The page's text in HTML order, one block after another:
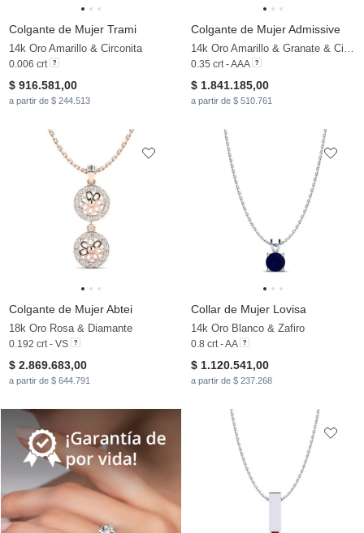
Colgante de Mujer Trami
14k Oro Amarillo & Circonita
0.006 crt
$ 916.581,00
a partir de $ 244.513
Colgante de Mujer Admissive
14k Oro Amarillo & Granate & Circonita
0.35 crt - AAA
$ 1.841.185,00
a partir de $ 510.761
Colgante de Mujer Abtei
18k Oro Rosa & Diamante
0.192 crt - VS
$ 2.869.683,00
a partir de $ 644.791
Collar de Mujer Lovisa
14k Oro Blanco & Zafiro
0.8 crt - AA
$ 1.120.541,00
a partir de $ 237.268